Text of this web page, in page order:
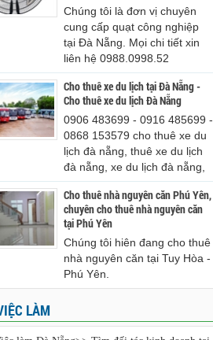
Chúng tôi là đơn vị chuyên
cung cấp quạt công nghiệp
tại Đà Nẵng. Mọi chi tiết xin
liên hệ 0988.0998.52
Cho thuê xe du lịch tại Đà Nẵng -
Cho thuê xe du lịch Đà Nẵng
0906 483699 - 0916 485699 -
0868 153579 cho thuê xe du
lịch đà nẵng, thuê xe du lịch
đà nẵng, xe du lịch đà nẵng,
Cho thuê nhà nguyên căn Phú Yên,
chuyên cho thuê nhà nguyên căn
tại Phú Yên
Chúng tôi hiên đang cho thuê
nhà nguyên căn tại Tuy Hòa -
Phú Yên.
LÀM